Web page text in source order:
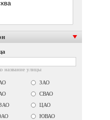
название улицы
ЗАО
СВАО
ЦАО
ЮВАО